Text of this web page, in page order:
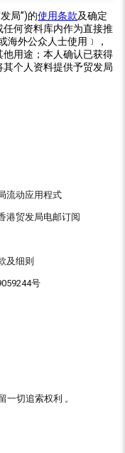
局”)的使用条款及确定
何资料库内作为直接推
海外公众人士使用﹞，
他用途；本人确认已获得
个人资料提供予贸发局
流动应用程式
港贸发局电邮订阅
及细则
号
一切追索权利 。